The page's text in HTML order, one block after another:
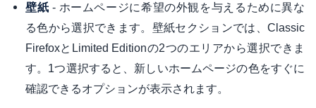
壁紙 - ホームページに希望の外観を与えるために異な
る色から選択できます。壁紙セクションでは、Classic
FirefoxとLimited Editionの2つのエリアから選択できま
す。1つ選択すると、新しいホームページの色をすぐに
確認できるオプションが表示されます。